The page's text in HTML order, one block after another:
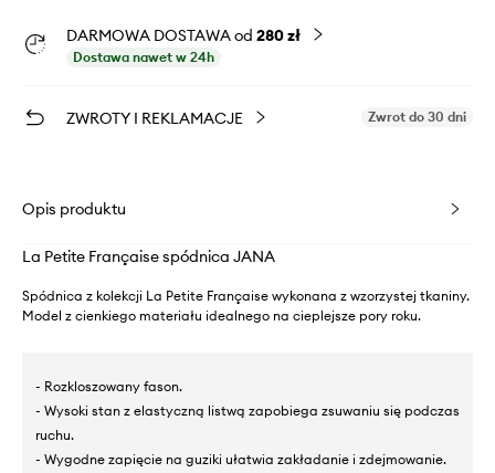
DARMOWA DOSTAWA od 280 zł
Dostawa nawet w 24h
ZWROTY I REKLAMACJE Zwrot do 30 dni
Opis produktu
La Petite Française spódnica JANA
Spódnica z kolekcji La Petite Française wykonana z wzorzystej tkaniny.
Model z cienkiego materiału idealnego na cieplejsze pory roku.
- Rozkloszowany fason.
- Wysoki stan z elastyczną listwą zapobiega zsuwaniu się podczas
ruchu.
- Wygodne zapięcie na guziki ułatwia zakładanie i zdejmowanie.